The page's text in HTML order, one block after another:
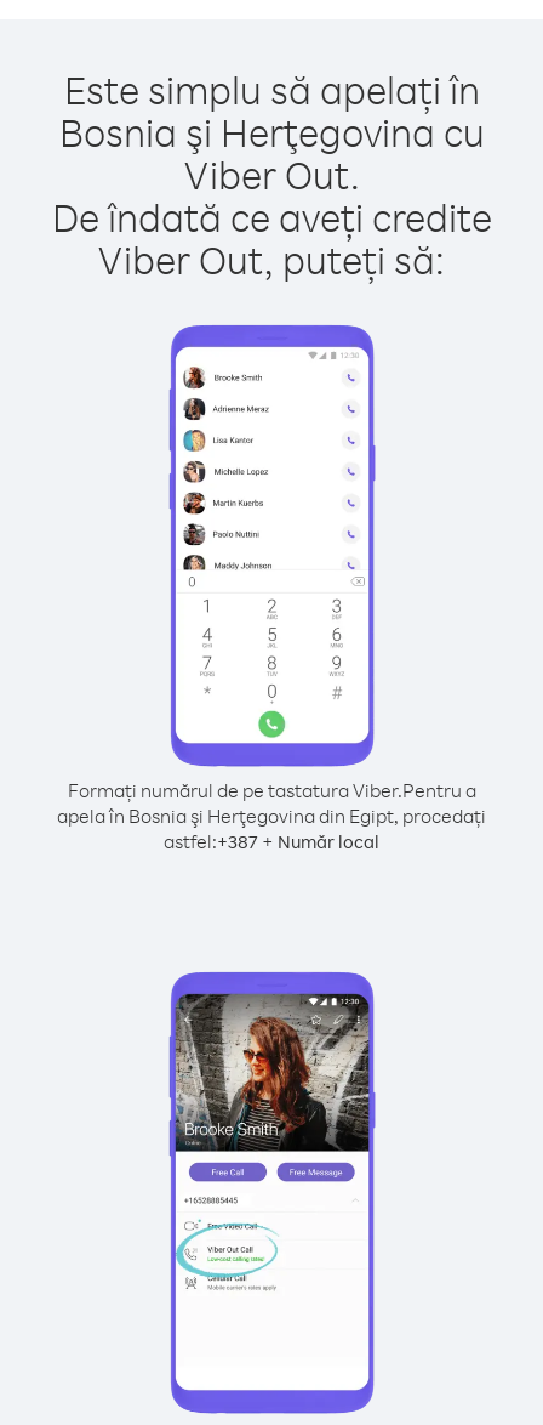
Este simplu să apelați în
Bosnia şi Herţegovina cu
Viber Out.
De îndată ce aveți credite
Viber Out, puteți să:
Formați numărul de pe tastatura Viber.Pentru a
apela în Bosnia şi Herţegovina din Egipt, procedați
astfel:+387 + Număr local